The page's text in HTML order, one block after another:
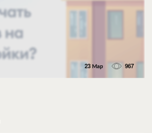
23 Мар 967